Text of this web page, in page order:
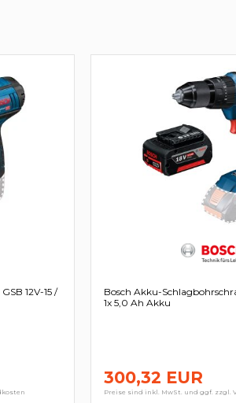
12V-15 /
Bosch Akku-
1x 5,0 Ah Akku
300,32 EUR
Preise sind inkl. MwSt. und ggf. zzgl.